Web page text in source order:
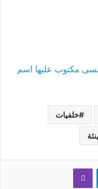
مكتوب عليها اسم
خلفيات
تيلقرام ڤايبر